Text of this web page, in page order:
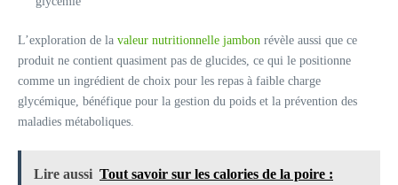
L’exploration de la valeur nutritionnelle jambon révèle aussi que ce
produit ne contient quasiment pas de glucides, ce qui le positionne
comme un ingrédient de choix pour les repas à faible charge
glycémique, bénéfique pour la gestion du poids et la prévention des
maladies métaboliques.
Lire aussi Tout savoir sur les calories de la poire :